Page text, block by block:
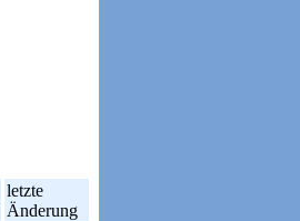
letzte
Änderung